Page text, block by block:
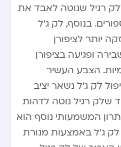
רגיל שנוטה לאבד את
בנוסף, לק ג’ל
יותר לציפורן
ופגיעה בציפורן
הצבע העשיר
לק ג’ל נשאר יציב
שלק רגיל נוטה לדהות
המשמעותי נוסף הוא
לק ג’ל באמצעות מנורת